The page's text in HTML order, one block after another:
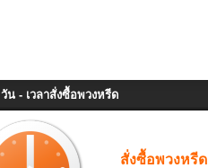
วัน - เวลาสั่งซื้อพวงหรีด
สั่งซื้อพวงหรีด